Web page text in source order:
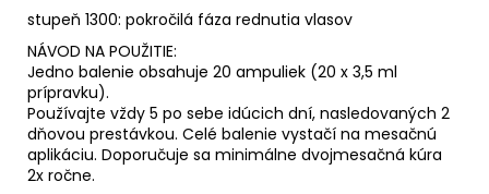
stupeň 1300: pokročilá fáza rednutia vlasov
NÁVOD NA POUŽITIE:
Jedno balenie obsahuje 20 ampuliek (20 x 3,5 ml
prípravku).
Používajte vždy 5 po sebe idúcich dní, nasledovaných 2
dňovou prestávkou. Celé balenie vystačí na mesačnú
aplikáciu. Doporučuje sa minimálne dvojmesačná kúra
2x ročne.